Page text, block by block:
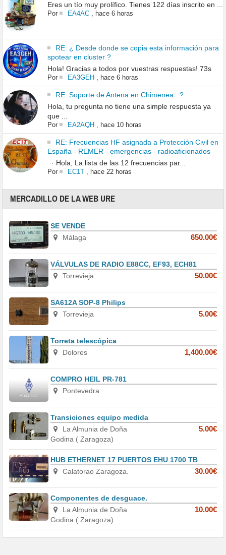
Eres un tío muy prolífico. Tienes 122 días inscrito en ...
Por EA4AC, hace 6 horas
RE: ¿ Desde donde se copia esta información para
spotear en cluster ?
Hola! Gracias a todos por vuestras respuestas! 73s
Por EA3GEH , hace 6 horas
RE: Soporte de Antena en Chimenea...?
Hola, tu pregunta no tiene una simple respuesta ya
que ...
Por EA2AQH , hace 10 horas
RE: Frecuencias HF asignada a Protección Civil en
España - REMER - emergencias - radioaficionados
· Hola, La lista de las 12 frecuencias par...
Por EC1T, hace 22 horas
MERCADILLO DE LA WEB URE
SE VENDE
Málaga
650.00€
VÁLVULAS DE RADIO E88CC, EF93, ECH81
Torrevieja
50.00€
SA612A SOP-8 Philips
Torrevieja
5.00€
Torreta telescópica
Dolores
1,400.00€
COMPRO HEIL PR-781
Pontevedra
Transiciones equipo medida
La Almunia de Doña
Godina ( Zaragoza)
5.00€
HUB ETHERNET 17 PUERTOS EHU 1700 TB
Calatorao Zaragoza.
30.00€
Componentes de desguace.
La Almunia de Doña
Godina ( Zaragoza)
10.00€